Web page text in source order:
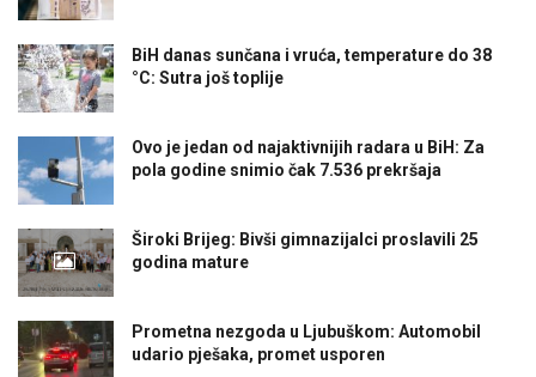
BiH danas sunčana i vruća, temperature do 38
°C: Sutra još toplije
Ovo je jedan od najaktivnijih radara u BiH: Za
pola godine snimio čak 7.536 prekršaja
Široki Brijeg: Bivši gimnazijalci proslavili 25
godina mature
Prometna nezgoda u Ljubuškom: Automobil
udario pješaka, promet usporen